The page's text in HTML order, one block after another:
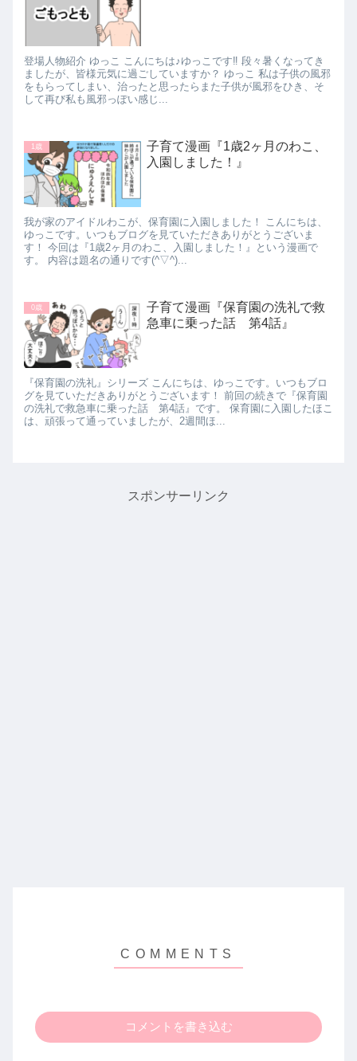
登場人物紹介 ゆっこ こんにちは♪ゆっこです‼ 段々暑くなってき
ましたが、皆様元気に過ごしていますか？ ゆっこ 私は子供の風邪
をもらってしまい、治ったと思ったらまた子供が風邪をひき、そ
して再び私も風邪っぽい感じ...
1歳
子育て漫画『1歳2ヶ月のわこ、
入園しました！』
我が家のアイドルわこが、保育園に入園しました！ こんにちは、
ゆっこです。いつもブログを見ていただきありがとうございま
す！ 今回は『1歳2ヶ月のわこ、入園しました！』という漫画で
す。 内容は題名の通りです(^▽^)...
0歳
子育て漫画『保育園の洗礼で救
急車に乗った話 第4話』
『保育園の洗礼』シリーズ こんにちは、ゆっこです。いつもブロ
グを見ていただきありがとうございます！ 前回の続きで『保育園
の洗礼で救急車に乗った話 第4話』です。 保育園に入園したほこ
は、頑張って通っていましたが、2週間ほ...
スポンサーリンク
コメントを書き込む